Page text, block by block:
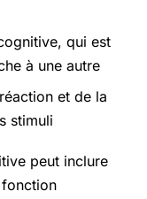
qui est
à une autre
et de la
stimuli
peut inclure